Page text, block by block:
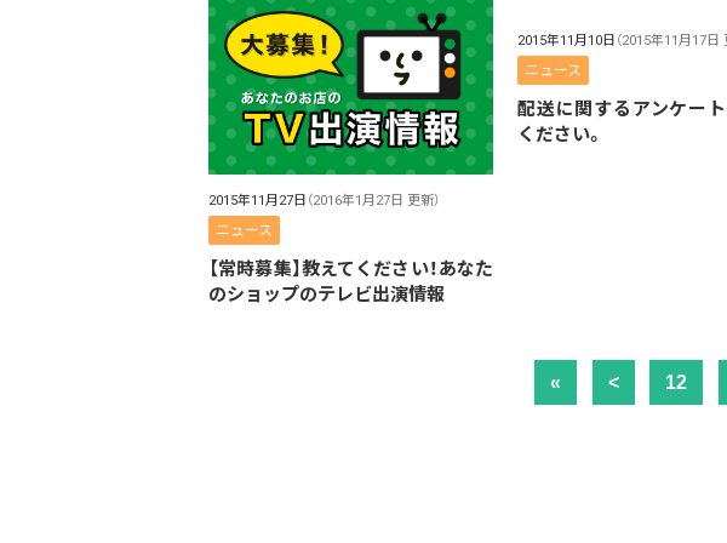
2015年11月27日 （2016年1月27日 更新）
ニュース
【常時募集】教えてください！あなた
のショップのテレビ出演情報
2015年11月10日 （2015年11月17日
ニュース
配送に関するアンケー
ください。
« < 12